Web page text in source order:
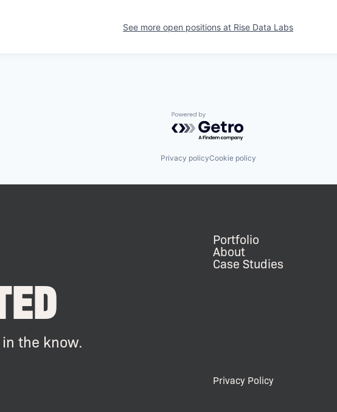
See more open positions at Rise Data Labs
Powered by Getro.com
Privacy policyCookie policy
the know.
Portfolio
About
Case Studies
Privacy Policy